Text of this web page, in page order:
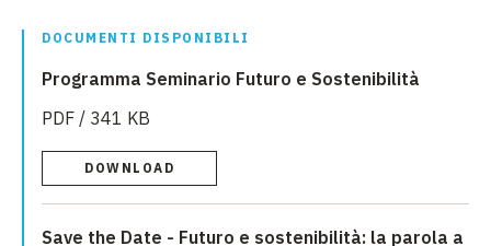
DOCUMENTI DISPONIBILI
Programma Seminario Futuro e Sostenibilità
PDF / 341 KB
DOWNLOAD
Save the Date - Futuro e sostenibilità: la parola a